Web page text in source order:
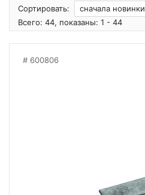
Сортировать:
сначала новинки
Всего: 44, показаны: 1 - 44
600806